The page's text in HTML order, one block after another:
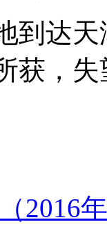
到达
获，
2016